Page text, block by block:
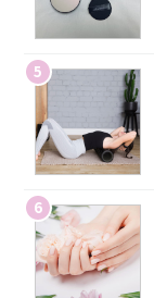
5
6